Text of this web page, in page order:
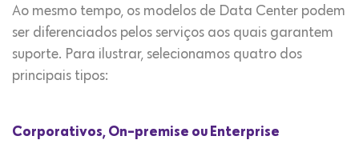
Ao mesmo tempo, os modelos de Data Center podem
ser diferenciados pelos serviços aos quais garantem
suporte. Para ilustrar, selecionamos quatro dos
principais tipos:
Corporativos, On-premise ou Enterprise